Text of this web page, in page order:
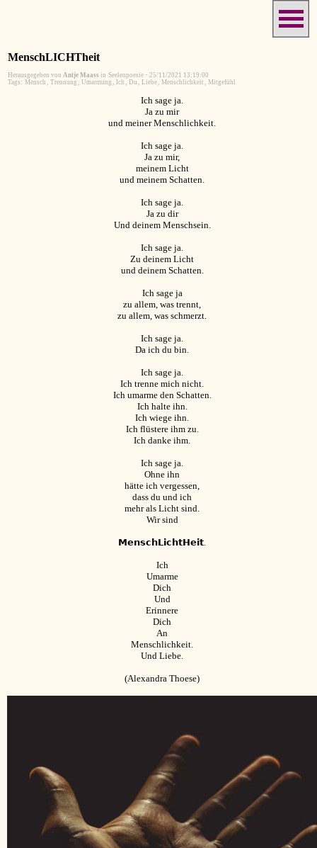
MenschLICHTheit
Herausgegeben von Antje Maass in Seelenpoesie · 25/11/2021 13:19:00
Tags: Mensch , Trennung , Umarmung , Ich , Du , Liebe, Menschlichkeit , Mitgefühl
Ich sage ja.
Ja zu mir
und meiner Menschlichkeit.
Ich sage ja.
Ja zu mir,
meinem Licht
und meinem Schatten.
Ich sage ja.
Ja zu dir
Und deinem Menschsein.
Ich sage ja.
Zu deinem Licht
und deinem Schatten.
Ich sage ja
zu allem, was trennt,
zu allem, was schmerzt.
Ich sage ja.
Da ich du bin.
Ich sage ja.
Ich trenne mich nicht.
Ich umarme den Schatten.
Ich halte ihn.
Ich wiege ihn.
Ich flüstere ihm zu.
Ich danke ihm.
Ich sage ja.
Ohne ihn
hätte ich vergessen,
dass du und ich
mehr als Licht sind.
Wir sind
𝗠𝗲𝗻𝘀𝗰𝗵𝗟𝗶𝗰𝗵𝘁𝗛𝗲𝗶𝘁.
Ich
Umarme
Dich
Und
Erinnere
Dich
An
Menschlichkeit.
Und Liebe.
(Alexandra Thoese)